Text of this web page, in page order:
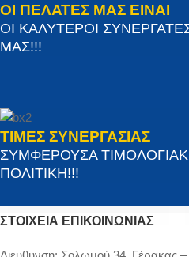
ΟΙ ΠΕΛΑΤΕΣ ΜΑΣ ΕΙΝΑΙ
ΟΙ ΚΑΛΥΤΕΡΟΙ
ΜΑΣ!!!
ΤΙΜΕΣ ΣΥΝΕΡΓΑΣΙΑΣ
ΣΥΜΦΕΡΟΥΣΑ
ΠΟΛΙΤΙΚΗ!!!
ΣΤΟΙΧΕΊΑ ΕΠΙΚΟΙΝΩΝΊΑΣ